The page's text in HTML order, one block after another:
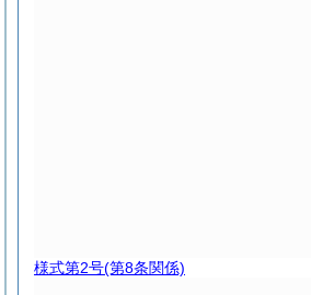
様式第2号(第8条関係)